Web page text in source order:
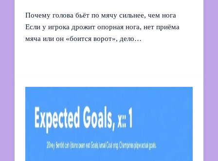
Почему голова бьёт по мячу сильнее, чем нога
Если у игрока дрожит опорная нога, нет приёма
мяча или он «боится ворот», дело…